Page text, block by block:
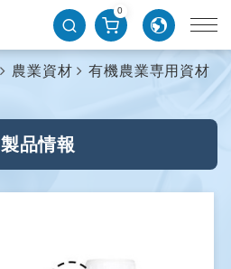
0
農業資材
有機農業専用資材
製品情報